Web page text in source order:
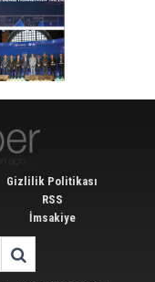
Gizlilik Politikası
RSS
İmsakiye